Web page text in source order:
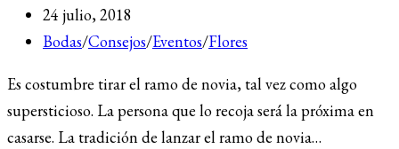
de
la
Publicación
de
entrada:
24 julio, 2018
Categoría
la
entrada:
Bodas/Consejos/Eventos/Flores
Es costumbre tirar el ramo de novia, tal vez como algo
supersticioso. La persona que lo recoja será la próxima en
casarse. La tradición de lanzar el ramo de novia…